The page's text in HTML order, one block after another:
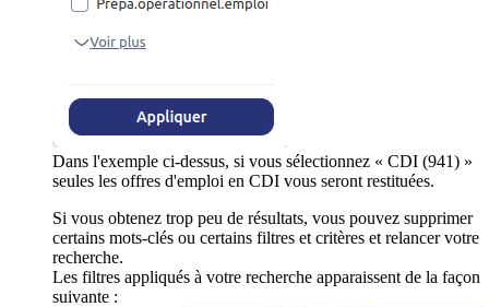
Dans l'exemple ci-dessus, si vous sélectionnez « CDI (941) »
seules les offres d'emploi en CDI vous seront restituées.
Si vous obtenez trop peu de résultats, vous pouvez supprimer
certains mots-clés ou certains filtres et critères et relancer votre
recherche.
Les filtres appliqués à votre recherche apparaissent de la façon
suivante :